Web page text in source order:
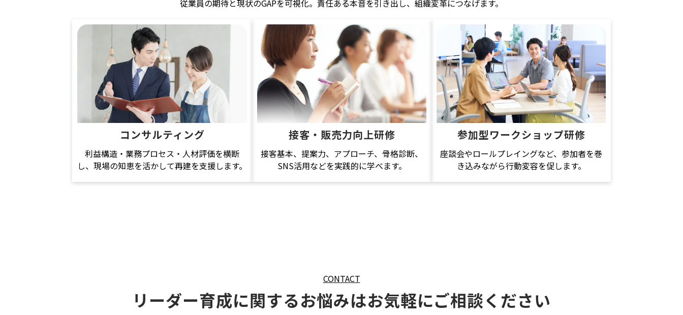
従業員の期待と現状のGAPを可視化。責任ある本音を引き出し、組織変革につなげます。
コンサルティング
利益構造・業務プロセス・人材評価を横断
し、現場の知恵を活かして再建を支援します。
接客・販売力向上研修
接客基本、提案力、アプローチ、骨格診断、
SNS活用などを実践的に学べます。
参加型ワークショップ研修
座談会やロールプレイングなど、参加者を巻
き込みながら行動変容を促します。
CONTACT
リーダー育成に関するお悩みはお気軽にご相談ください